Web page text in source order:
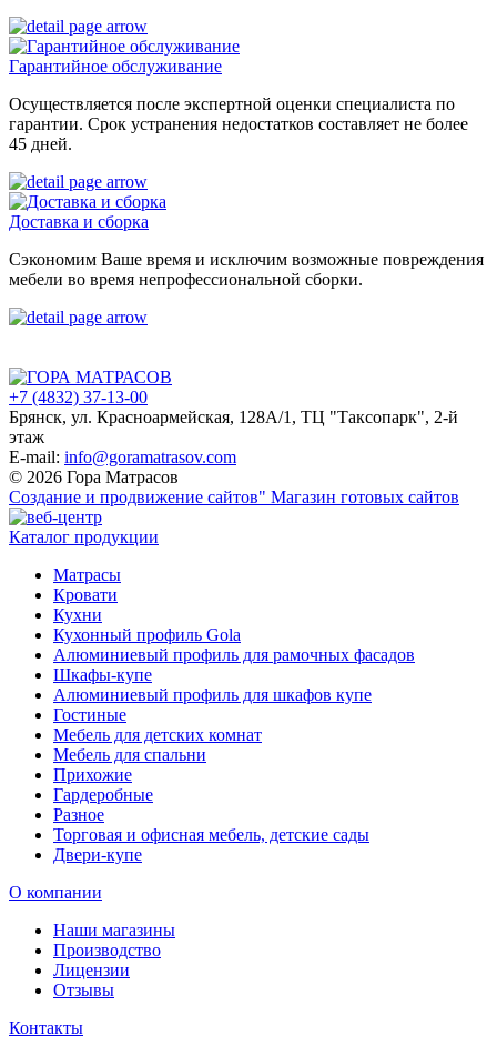
Гарантийное обслуживание
Осуществляется после экспертной оценки специалиста по
гарантии. Срок устранения недостатков составляет не более
45 дней.
Доставка и сборка
Сэкономим Ваше время и исключим возможные повреждения
мебели во время непрофессиональной сборки.
+7 (4832) 37-13-00
Брянск, ул. Красноармейская, 128А/1, ТЦ "Таксопарк", 2-й
этаж
E-mail: info@goramatrasov.com
© 2026 Гора Матрасов
Создание и продвижение сайтов" Магазин готовых сайтов
Каталог продукции
Матрасы
Кровати
Кухни
Кухонный профиль Gola
Алюминиевый профиль для рамочных фасадов
Шкафы-купе
Алюминиевый профиль для шкафов купе
Гостиные
Мебель для детских комнат
Мебель для спальни
Прихожие
Гардеробные
Разное
Торговая и офисная мебель, детские сады
Двери-купе
О компании
Наши магазины
Производство
Лицензии
Отзывы
Контакты